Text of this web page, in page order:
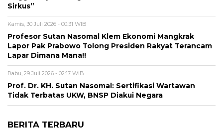
Sirkus”
Kamis, 30 Juli 2026 - 00:31 WIB
Profesor Sutan Nasomal Klem Ekonomi Mangkrak
Lapor Pak Prabowo Tolong Presiden Rakyat Terancam
Lapar Dimana Mana!!
Rabu, 29 Juli 2026 - 02:17 WIB
Prof. Dr. KH. Sutan Nasomal: Sertifikasi Wartawan
Tidak Terbatas UKW, BNSP Diakui Negara
BERITA TERBARU